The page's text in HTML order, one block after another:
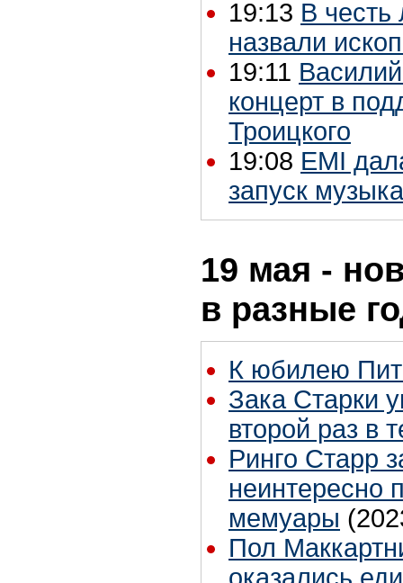
19:13 В честь
назвали
19:11
концерт в
Троицкого
19:08 EMI
запуск
19 мая -
в разные
К юбилею
Зака Старки
второй раз в
Ринго Старр
неинтересно
мемуары
Пол